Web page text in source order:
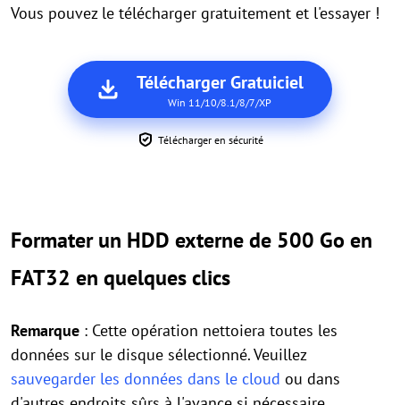
Vous pouvez le télécharger gratuitement et l'essayer !
Télécharger Gratuiciel
Win 11/10/8.1/8/7/XP
Télécharger en sécurité
Formater un HDD externe de 500 Go en
FAT32 en quelques clics
Remarque : Cette opération nettoiera toutes les
données sur le disque sélectionné. Veuillez
sauvegarder les données dans le cloud ou dans